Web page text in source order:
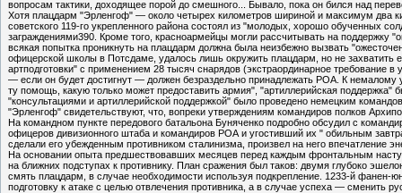
вопросам тактики, доходящее порой до смешного... Бывало, пока он бился над
Хотя плацдарм "Эрленгоф" — около четырех километров шириной и максимум два
советского 119-го укрепленного района состоял из "молодых, хорошо обученных
заграждениями390. Кроме того, красноармейцы могли рассчитывать на поддержку
всякая попытка проникнуть на плацдарм должна была неизбежно вызвать
офицерской школы в Потсдаме, удалось лишь окружить плацдарм, но не захватить
артподготовки" с применением 28 тысяч снарядов (экстраординарное требование
— если он будет достигнут — должен безраздельно принадлежать РОА. К
ту помощь, какую только может предоставить армия", "артиллерийская
"консультациями и артиллерийской поддержкой" было проведено немецким
"Эрленгоф" свидетельствуют, что, вопреки утверждениям командиров полков
На командном пункте передового батальона Буняченко подробно обсудил с
офицеров дивизионного штаба и командиров РОА и угостивший их " обильным
сделали его убежденным противником сталинизма, произвел на него впечатление
На основании опыта предшествовавших месяцев перед каждым фронтальным
на ближних подступах к противнику. План сражения был таков: двумя глубоко
смять плацдарм, в случае необходимости используя подкрепление. 1233-й фанен-
подготовку к атаке с целью отвлечения противника, а в случае успеха — сменить